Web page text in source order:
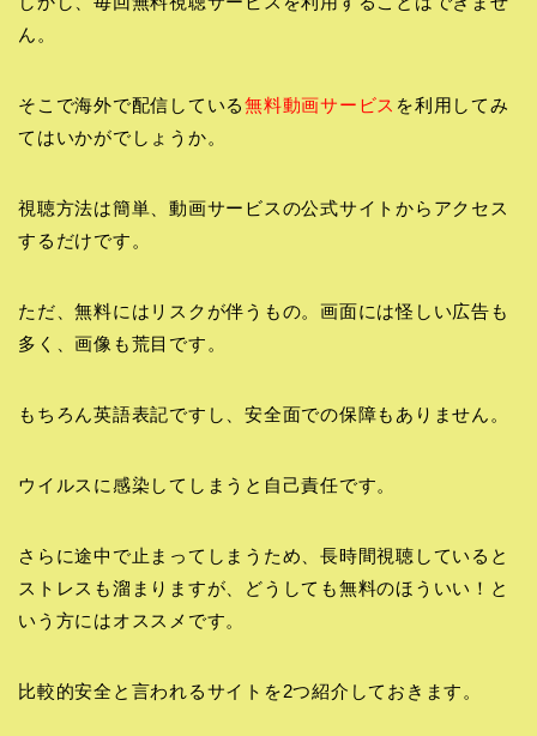
ん。
そこで海外で配信している無料動画サービス を利用してみ
てはいかがでしょうか。
視聴方法は簡単、動画サービスの公式サイトからアクセス
するだけです。
ただ、無料にはリスクが伴うもの。画面には怪しい広告も
多く、画像も荒目です。
もちろん英語表記ですし、安全面での保障もありません。
ウイルスに感染してしまうと自己責任です。
さらに途中で止まってしまうため、長時間視聴していると
ストレスも溜まりますが、どうしても無料のほういい！と
いう方にはオススメです。
比較的安全と言われるサイトを2つ紹介しておきます。